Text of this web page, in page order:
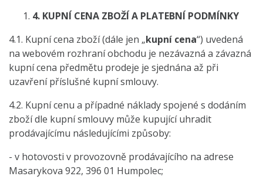
4. KUPNÍ CENA ZBOŽÍ A PLATEBNÍ PODMÍNKY
4.1. Kupní cena zboží (dále jen „kupní cena“) uvedená
na webovém rozhraní obchodu je nezávazná a závazná
kupní cena předmětu prodeje je sjednána až při
uzavření příslušné kupní smlouvy.
4.2. Kupní cenu a případné náklady spojené s dodáním
zboží dle kupní smlouvy může kupující uhradit
prodávajícímu následujícími způsoby:
- v hotovosti v provozovně prodávajícího na adrese
Masarykova 922, 396 01 Humpolec;